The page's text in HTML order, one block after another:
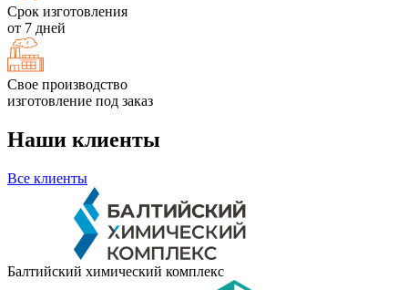
Срок изготовления
от 7 дней
Свое производство
изготовление под заказ
Наши клиенты
Все клиенты
Балтийский химический комплекс